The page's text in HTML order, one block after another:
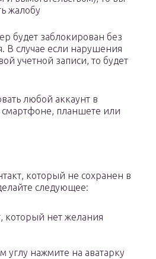
жалобу
будет заблокирован без
В случае если нарушения
учетной записи, то будет
любой аккаунт в
смартфоне, планшете или
который не сохранен в
следующее:
который нет желания
углу нажмите на аватарку